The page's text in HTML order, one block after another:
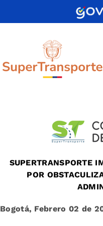
SUPERTRANSPORTE
POR
Bogotá, Febrero 02 de